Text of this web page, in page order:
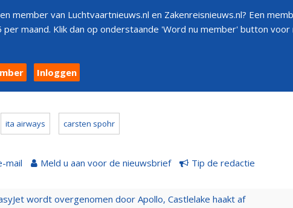
member van Luchtvaartnieuws.nl en Zakenreisnieuws.nl? Een
per maand. Klik dan op onderstaande 'Word nu member' button
Inloggen
ita airways carsten spohr
mail Meld u aan voor de nieuwsbrief Tip de redactie
wordt overgenomen door Apollo, Castlelake haakt af